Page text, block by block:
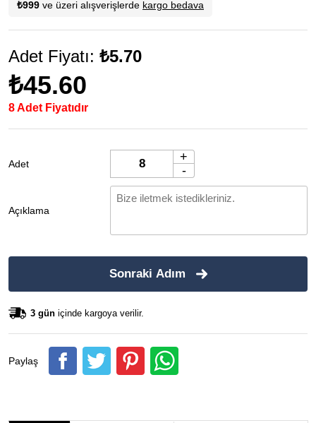
₺999 ve üzeri alışverişlerde kargo bedava
Adet Fiyatı: ₺5.70
₺45.60
8 Adet Fiyatıdır
Adet
+
-
Açıklama
Sonraki Adım
3 gün içinde kargoya verilir.
Paylaş